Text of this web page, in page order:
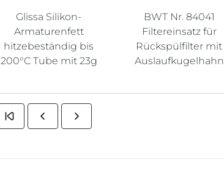
Glissa Silikon-
Armaturenfett
hitzebeständig bis
200°C Tube mit 23g
BWT Nr. 84041
Filtereinsatz für
Rückspülfilter mit
Auslaufkugelhahn